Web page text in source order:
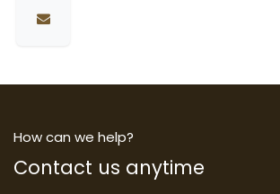
How can we help?
Contact us anytime